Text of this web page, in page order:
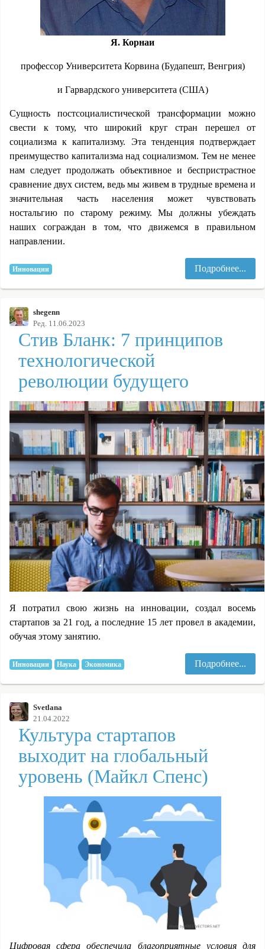
Я. Корнаи
профессор Университета Корвина (Будапешт, Венгрия)
и Гарвардского университета (США)
Сущность постсоциалистической трансформации можно
свести к тому, что широкий круг стран перешел от
социализма к капитализму. Эта тенденция подтверждает
преимущество капитализма над социализмом. Тем не менее
нам следует продолжать объективное и беспристрастное
сравнение двух систем, ведь мы живем в трудные времена и
значительная часть населения может чувствовать
ностальгию по старому режиму. Мы должны убеждать
наших сограждан в том, что движемся в правильном
направлении.
Инновации Подробнее...
shegenn
Ред. 11.06.2023
Стив Бланк: 7 принципов
технологической
революции будущего
Я потратил свою жизнь на инновации, создал восемь
стартапов за 21 год, а последние 15 лет провел в академии,
обучая этому занятию.
Инновации Наука Экономика Подробнее...
Svetlana
21.04.2022
Культура стартапов
выходит на глобальный
уровень (Майкл Спенс)
Цифровая сфера обеспечила благоприятные условия для